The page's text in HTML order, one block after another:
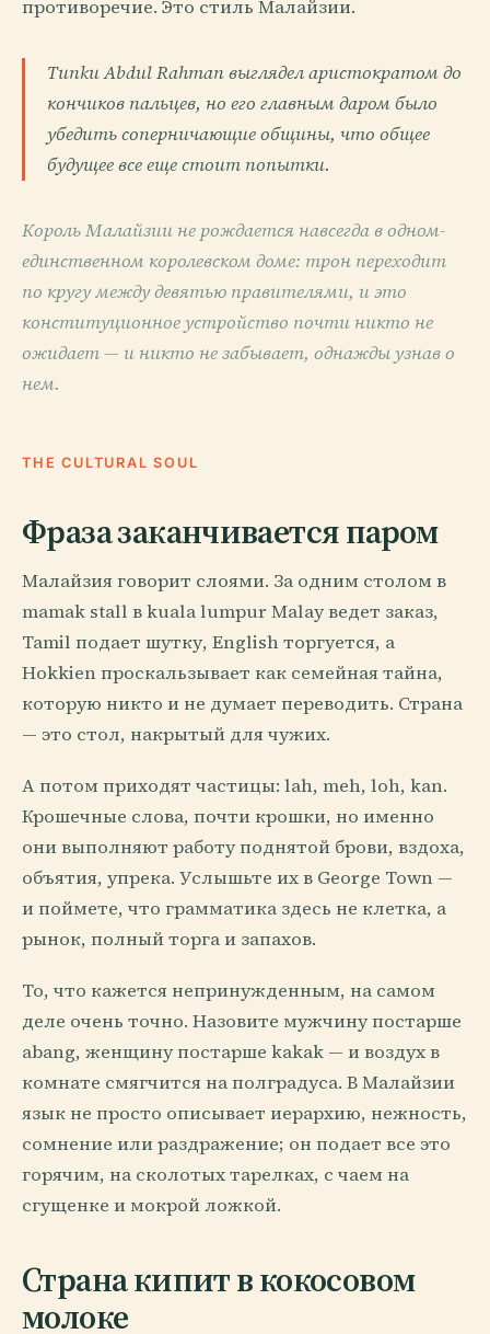
противоречие. Это стиль Малайзии.
Tunku Abdul Rahman выглядел аристократом до
кончиков пальцев, но его главным даром было
убедить соперничающие общины, что общее
будущее все еще стоит попытки.
Король Малайзии не рождается навсегда в одном-
единственном королевском доме: трон переходит
по кругу между девятью правителями, и это
конституционное устройство почти никто не
ожидает — и никто не забывает, однажды узнав о
нем.
THE CULTURAL SOUL
Фраза заканчивается паром
Малайзия говорит слоями. За одним столом в
mamak stall в kuala lumpur Malay ведет заказ,
Tamil подает шутку, English торгуется, а
Hokkien проскальзывает как семейная тайна,
которую никто и не думает переводить. Страна
— это стол, накрытый для чужих.
А потом приходят частицы: lah, meh, loh, kan.
Крошечные слова, почти крошки, но именно
они выполняют работу поднятой брови, вздоха,
объятия, упрека. Услышьте их в George Town —
и поймете, что грамматика здесь не клетка, а
рынок, полный торга и запахов.
То, что кажется непринужденным, на самом
деле очень точно. Назовите мужчину постарше
abang, женщину постарше kakak — и воздух в
комнате смягчится на полградуса. В Малайзии
язык не просто описывает иерархию, нежность,
сомнение или раздражение; он подает все это
горячим, на сколотых тарелках, с чаем на
сгущенке и мокрой ложкой.
Страна кипит в кокосовом
молоке